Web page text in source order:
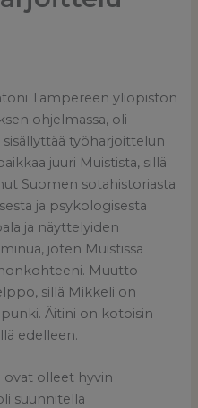
Tampereen yliopiston
ohjelmassa, oli
sisällyttää työharjoittelun
juuri Muistista, sillä
Suomen sotahistoriasta
ja psykologisesta
ja näyttelyiden
joten Muistissa
Muutto
sillä Mikkeli on
Äitini on kotoisin
edelleen.
ovat olleet hyvin
suunnitella